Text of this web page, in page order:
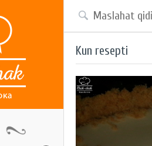
Kun resepti